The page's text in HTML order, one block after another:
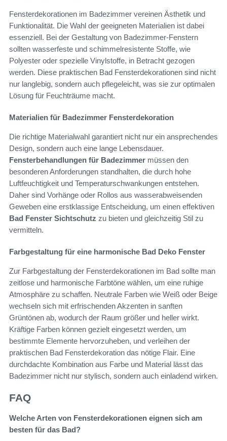
Fensterdekorationen im Badezimmer vereinen Ästhetik und
Funktionalität. Die Wahl der geeigneten Materialien ist dabei
essenziell. Bei der Gestaltung von Badezimmer-Fenstern
sollten wasserfeste und schimmelresistente Stoffe, wie
Polyester oder spezielle Vinylstoffe, in Betracht gezogen
werden. Diese praktischen Bad Fensterdekorationen sind nicht
nur langlebig, sondern auch pflegeleicht, was sie zur optimalen
Lösung für Feuchträume macht.
Materialien für Badezimmer Fensterdekoration
Die richtige Materialwahl garantiert nicht nur ein ansprechendes
Design, sondern auch eine lange Lebensdauer.
Fensterbehandlungen für Badezimmer müssen den
besonderen Anforderungen standhalten, die durch hohe
Luftfeuchtigkeit und Temperaturschwankungen entstehen.
Daher sind Vorhänge oder Rollos aus wasserabweisenden
Geweben eine erstklassige Entscheidung, um einen effektiven
Bad Fenster Sichtschutz zu bieten und gleichzeitig Stil zu
vermitteln.
Farbgestaltung für eine harmonische Bad Deko Fenster
Zur Farbgestaltung der Fensterdekorationen im Bad sollte man
zeitlose und harmonische Farbtöne wählen, um eine ruhige
Atmosphäre zu schaffen. Neutrale Farben wie Weiß oder Beige
wechseln sich mit erfrischenden Akzenten in sanften
Grüntönen ab, wodurch der Raum größer und heller wirkt.
Kräftige Farben können gezielt eingesetzt werden, um
bestimmte Elemente hervorzuheben, und verleihen der
praktischen Bad Fensterdekoration das nötige Flair. Eine
durchdachte Kombination aus Farbe und Material lässt das
Badezimmer nicht nur stylisch, sondern auch einladend wirken.
FAQ
Welche Arten von Fensterdekorationen eignen sich am
besten für das Bad?